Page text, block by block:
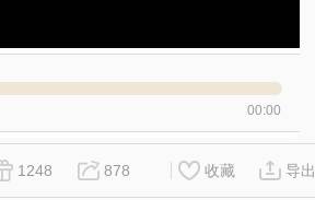
00:00
1248 878 收藏 导出